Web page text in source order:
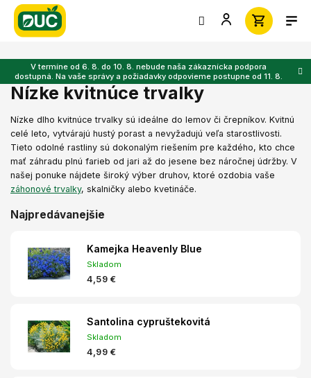
Prejsť
obsah
V termíne od 6. 8. do 10. 8. nebude naša zákaznícka podpora
dostupná. Na vaše správy a požiadavky odpovieme postupne od 11. 8.
Nízke kvitnúce trvalky
Nízke dlho kvitnúce trvalky sú ideálne do lemov či črepníkov. Kvitnú
celé leto, vytvárajú hustý porast a nevyžadujú veľa starostlivosti.
Tieto odolné rastliny sú dokonalým riešením pre každého, kto chce
mať záhradu plnú farieb od jari až do jesene bez náročnej údržby. V
našej ponuke nájdete široký výber druhov, ktoré ozdobia vaše
záhonové trvalky, skalničky alebo kvetináče.
Najpredávanejšie
Kamejka Heavenly Blue
Skladom
4,59 €
Santolina cypruštekovitá
Skladom
4,99 €